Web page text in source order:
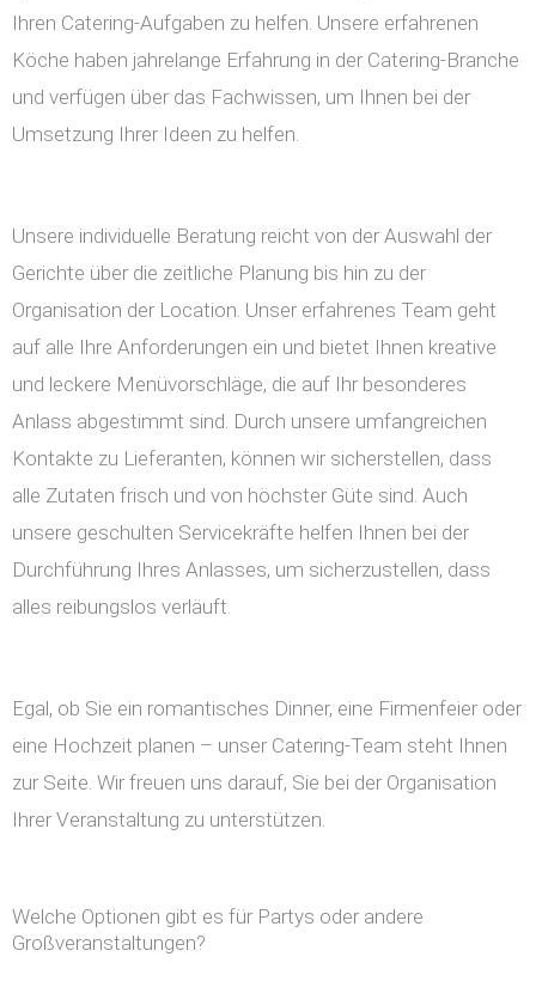
Ihren Catering-Aufgaben zu helfen. Unsere erfahrenen
Köche haben jahrelange Erfahrung in der Catering-Branche
und verfügen über das Fachwissen, um Ihnen bei der
Umsetzung Ihrer Ideen zu helfen.
Unsere individuelle Beratung reicht von der Auswahl der
Gerichte über die zeitliche Planung bis hin zu der
Organisation der Location. Unser erfahrenes Team geht
auf alle Ihre Anforderungen ein und bietet Ihnen kreative
und leckere Menüvorschläge, die auf Ihr besonderes
Anlass abgestimmt sind. Durch unsere umfangreichen
Kontakte zu Lieferanten, können wir sicherstellen, dass
alle Zutaten frisch und von höchster Güte sind. Auch
unsere geschulten Servicekräfte helfen Ihnen bei der
Durchführung Ihres Anlasses, um sicherzustellen, dass
alles reibungslos verläuft.
Egal, ob Sie ein romantisches Dinner, eine Firmenfeier oder
eine Hochzeit planen – unser Catering-Team steht Ihnen
zur Seite. Wir freuen uns darauf, Sie bei der Organisation
Ihrer Veranstaltung zu unterstützen.
Welche Optionen gibt es für Partys oder andere
Großveranstaltungen?